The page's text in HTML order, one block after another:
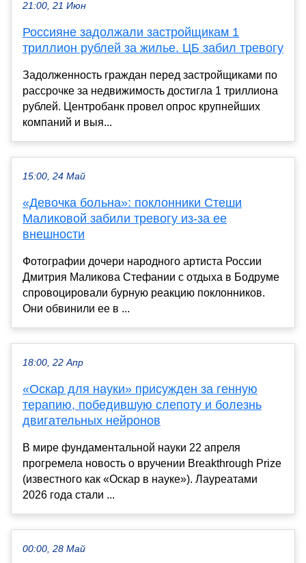
21:00, 21 Июн
Россияне задолжали застройщикам 1
триллион рублей за жилье. ЦБ забил тревогу
Задолженность граждан перед застройщиками по
рассрочке за недвижимость достигла 1 триллиона
рублей. Центробанк провел опрос крупнейших
компаний и выя...
15:00, 24 Май
«Девочка больна»: поклонники Стеши
Маликовой забили тревогу из-за ее
внешности
Фотографии дочери народного артиста России
Дмитрия Маликова Стефании с отдыха в Бодруме
спровоцировали бурную реакцию поклонников.
Они обвинили ее в ...
18:00, 22 Апр
«Оскар для науки» присужден за генную
терапию, победившую слепоту и болезнь
двигательных нейронов
В мире фундаментальной науки 22 апреля
прогремела новость о вручении Breakthrough Prize
(известного как «Оскар в науке»). Лауреатами
2026 года стали ...
00:00, 28 Май